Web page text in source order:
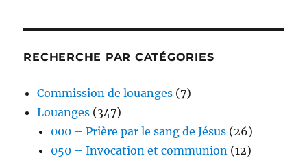
RECHERCHE PAR CATÉGORIES
Commission de louanges (7)
Louanges (347)
000 – Prière par le sang de Jésus (26)
050 – Invocation et communion (12)